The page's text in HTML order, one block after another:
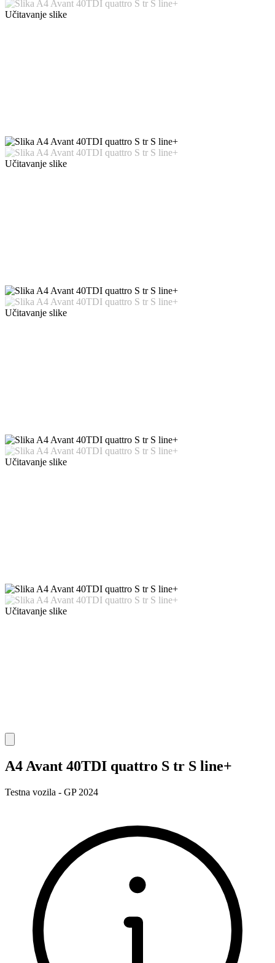
Učitavanje slike
Učitavanje slike
Učitavanje slike
Učitavanje slike
Učitavanje slike
A4 Avant 40TDI quattro S tr S line+
Testna vozila - GP 2024